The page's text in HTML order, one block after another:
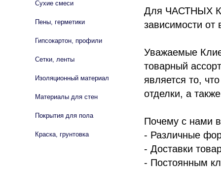
Для ЧАСТНЫХ
зависимости от
Уважаемые
товарный
является то,
отделки, а
Почему с нами
- Различные
- Доставки
- Постоянным
Сухие смеси
Пены, герметики
Гипсокартон, профили
Сетки, ленты
Изоляционный материал
Материалы для стен
Покрытия для пола
Краска, грунтовка